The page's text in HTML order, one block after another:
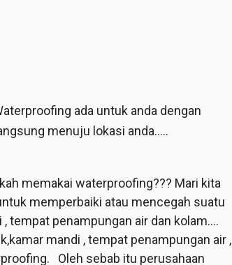
ada untuk anda dengan
menuju lokasi anda…..
memakai waterproofing??? Mari kita
memperbaiki atau mencegah suatu
tempat penampungan air dan kolam….
mandi , tempat penampungan air ,
Oleh sebab itu perusahaan